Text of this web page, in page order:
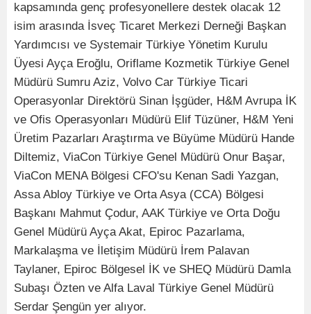
kapsamında genç profesyonellere destek olacak 12
isim arasında İsveç Ticaret Merkezi Derneği Başkan
Yardımcısı ve Systemair Türkiye Yönetim Kurulu
Üyesi Ayça Eroğlu, Oriflame Kozmetik Türkiye Genel
Müdürü Sumru Aziz, Volvo Car Türkiye Ticari
Operasyonlar Direktörü Sinan İşgüder, H&M Avrupa İK
ve Ofis Operasyonları Müdürü Elif Tüzüner, H&M Yeni
Üretim Pazarları Araştırma ve Büyüme Müdürü Hande
Diltemiz, ViaCon Türkiye Genel Müdürü Onur Başar,
ViaCon MENA Bölgesi CFO'su Kenan Sadi Yazgan,
Assa Abloy Türkiye ve Orta Asya (CCA) Bölgesi
Başkanı Mahmut Çodur, AAK Türkiye ve Orta Doğu
Genel Müdürü Ayça Akat, Epiroc Pazarlama,
Markalaşma ve İletişim Müdürü İrem Palavan
Taylaner, Epiroc Bölgesel İK ve SHEQ Müdürü Damla
Subaşı Özten ve Alfa Laval Türkiye Genel Müdürü
Serdar Şengün yer alıyor.